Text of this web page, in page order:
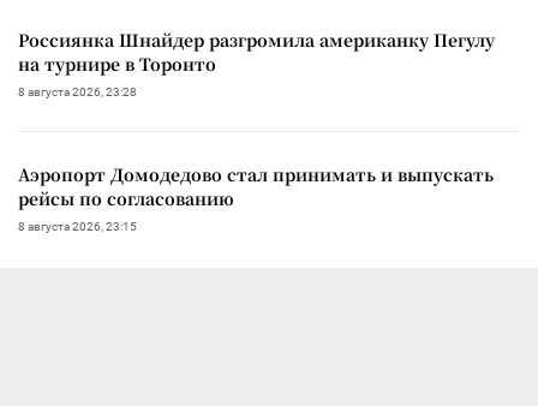
Россиянка Шнайдер разгромила американку Пегулу
на турнире в Торонто
8 августа 2026, 23:28
Аэропорт Домодедово стал принимать и выпускать
рейсы по согласованию
8 августа 2026, 23:15